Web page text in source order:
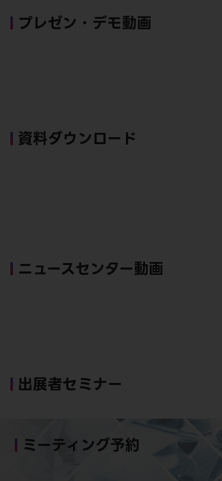
プレゼン・デモ動画
資料ダウンロード
ニュースセンター動画
出展者セミナー
ミーティング予約